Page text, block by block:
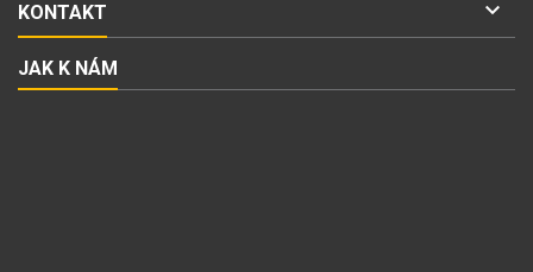
KONTAKT 
JAK K NÁM